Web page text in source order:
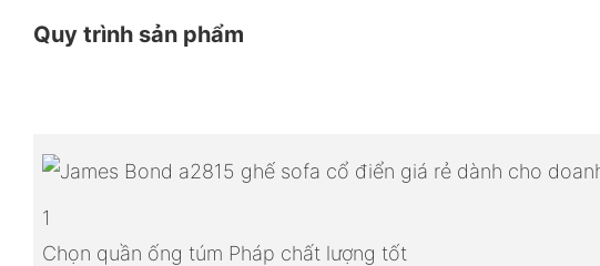
Quy trình sản phẩm
1
Chọn quần ống túm Pháp chất lượng tốt